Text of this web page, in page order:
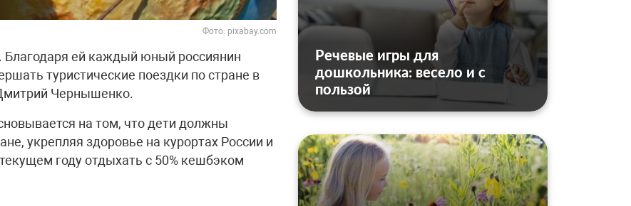
Фото: pixabay.com
Благодаря ей каждый юный россиянин
туристические поездки по стране в
Чернышенко.
на том, что дети должны
укрепляя здоровье на курортах России и
году отдыхать с 50% кешбэком
Речевые игры для
дошкольника: весело и с
пользой